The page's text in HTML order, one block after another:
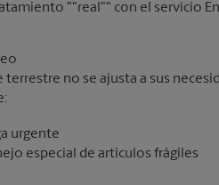
""real"" con el servicio
terrestre no se ajusta a sus
especial de artículos frágiles